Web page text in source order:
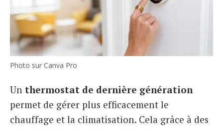
Photo sur Canva Pro
Un thermostat de dernière génération
permet de gérer plus efficacement le
chauffage et la climatisation. Cela grâce à des